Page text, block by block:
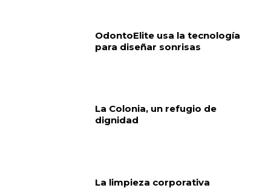
OdontoElite usa la tecnología
para diseñar sonrisas
La Colonia, un refugio de
dignidad
La limpieza corporativa